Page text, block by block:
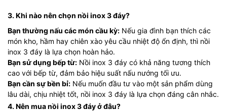
3. Khi nào nên chọn nồi inox 3 đáy?
Bạn thường nấu các món cầu kỳ: Nếu gia đình bạn thích các
món kho, hầm hay chiên xào yêu cầu nhiệt độ ổn định, thì nồi
inox 3 đáy là lựa chọn hoàn hảo.
Bạn sử dụng bếp từ: Nồi inox 3 đáy có khả năng tương thích
cao với bếp từ, đảm bảo hiệu suất nấu nướng tối ưu.
Bạn cần sự bền bỉ: Nếu muốn đầu tư vào một sản phẩm dùng
lâu dài, chịu nhiệt tốt, nồi inox 3 đáy là lựa chọn đáng cân nhắc.
4. Nên mua nồi inox 3 đáy ở đâu?